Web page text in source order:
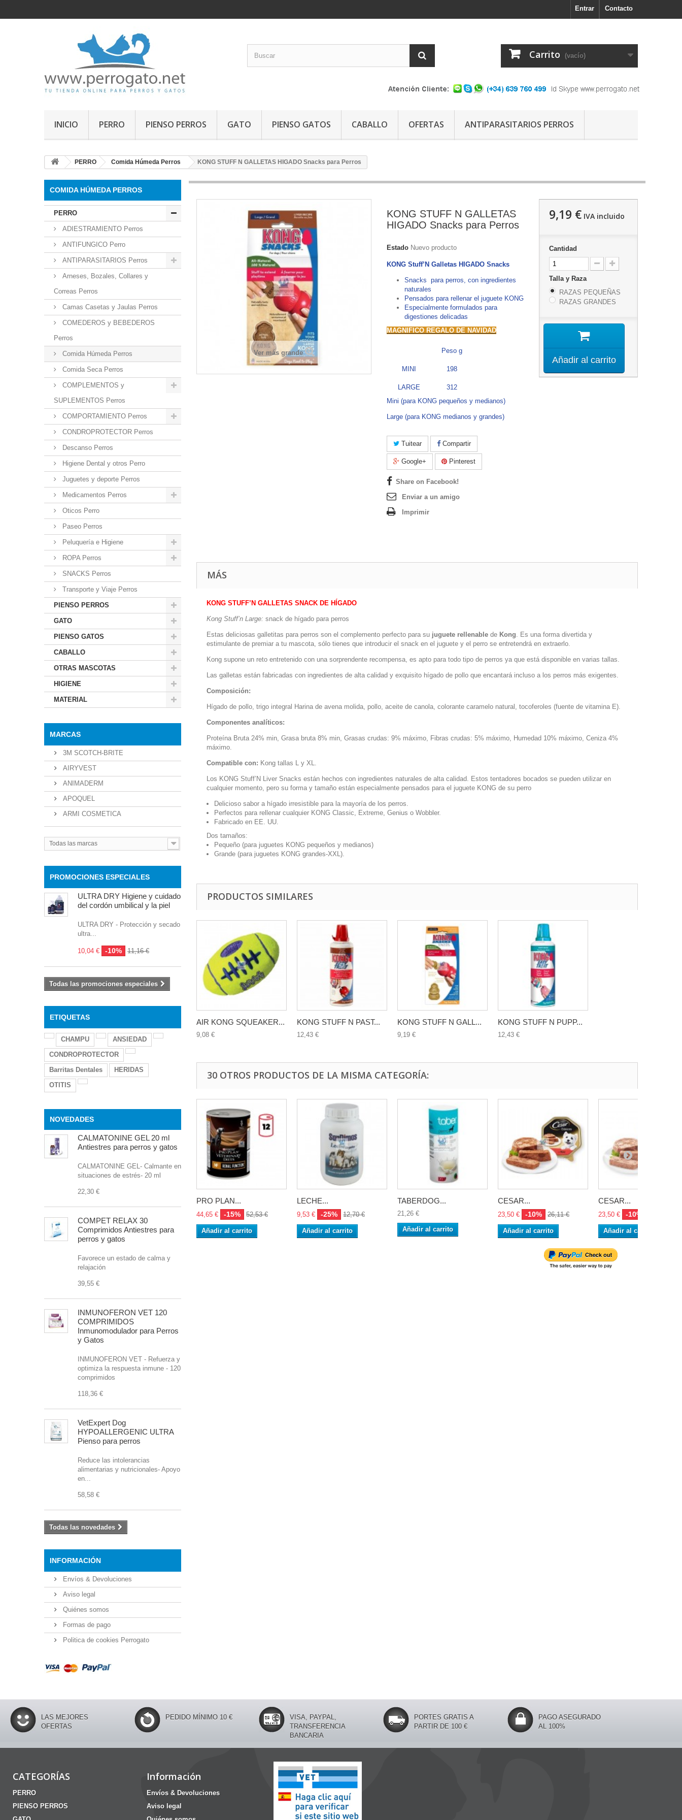
Contacto
Entrar
Carrito (vacío)
INICIO PERRO PIENSO PERROS GATO PIENSO GATOS CABALLO OFERTAS ANTIPARASITARIOS PERROS
PERRO Comida Húmeda Perros KONG STUFF N GALLETAS HIGADO Snacks para Perros
COMIDA HÚMEDA PERROS
PERRO
ADIESTRAMIENTO Perros
ANTIFUNGICO Perro
ANTIPARASITARIOS Perros
Arneses, Bozales, Collares y
Correas Perros
Camas Casetas y Jaulas Perros
COMEDEROS y BEBEDEROS
Perros
Comida Húmeda Perros
Comida Seca Perros
COMPLEMENTOS y
SUPLEMENTOS Perros
COMPORTAMIENTO Perros
CONDROPROTECTOR Perros
Descanso Perros
Higiene Dental y otros Perro
Juguetes y deporte Perros
Medicamentos Perros
Oticos Perro
Paseo Perros
Peluquería e Higiene
ROPA Perros
SNACKS Perros
Transporte y Viaje Perros
PIENSO PERROS
GATO
PIENSO GATOS
CABALLO
OTRAS MASCOTAS
HIGIENE
MATERIAL
MARCAS
3M SCOTCH-BRITE
AIRYVEST
ANIMADERM
APOQUEL
ARMI COSMETICA
Todas las marcas
PROMOCIONES ESPECIALES
ULTRA DRY Higiene y cuidado
del cordón umbilical y la piel
ULTRA DRY - Protección y secado
ultra...
10,04 € -10% 11,16 €
Todas las promociones especiales
ETIQUETAS
CHAMPU
ANSIEDAD
CONDROPROTECTOR
Barritas Dentales
HERIDAS
OTITIS
NOVEDADES
CALMATONINE GEL 20 ml
Antiestres para perros y gatos
CALMATONINE GEL- Calmante en
situaciones de estrés- 20 ml
22,30 €
COMPET RELAX 30
Comprimidos Antiestres para
perros y gatos
Favorece un estado de calma y
relajación
39,55 €
INMUNOFERON VET 120
COMPRIMIDOS
Inmunomodulador para Perros
y Gatos
INMUNOFERON VET - Refuerza y
optimiza la respuesta inmune - 120
comprimidos
118,36 €
VetExpert Dog
HYPOALLERGENIC ULTRA
Pienso para perros
Reduce las intolerancias
alimentarias y nutricionales- Apoyo
en...
58,58 €
Todas las novedades
INFORMACIÓN
Envíos & Devoluciones
Aviso legal
Quiénes somos
Formas de pago
Politica de cookies Perrogato
Ver más grande
KONG STUFF N GALLETAS
HIGADO Snacks para Perros
Estado Nuevo producto
KONG Stuff’N Galletas HIGADO Snacks
Snacks para perros, con ingredientes
naturales
Pensados para rellenar el juguete KONG
Especialmente formulados para
digestiones delicadas
MAGNIFICO REGALO DE NAVIDAD
Peso g
MINI 198
LARGE
312
Mini (para KONG pequeños y medianos)
Large (para KONG medianos y grandes)
Tuitear Compartir
Google+ Pinterest
Share on Facebook!
Enviar a un amigo
Imprimir
9,19 €IVA incluido
Cantidad
Talla y Raza
RAZAS PEQUEÑAS
RAZAS GRANDES
Añadir al carrito
MÁS
KONG STUFF’N GALLETAS SNACK DE HÍGADO
Kong Stuff’n Large: snack de hígado para perros
Estas deliciosas galletitas para perros son el complemento perfecto para su juguete rellenable de Kong. Es una forma divertida y
estimulante de premiar a tu mascota, sólo tienes que introducir el snack en el juguete y el perro se entretendrá en extraerlo.
Kong supone un reto entretenido con una sorprendente recompensa, es apto para todo tipo de perros ya que está disponible en varias tallas.
Las galletas están fabricadas con ingredientes de alta calidad y exquisito hígado de pollo que encantará incluso a los perros más exigentes.
Composición:
Hígado de pollo, trigo integral Harina de avena molida, pollo, aceite de canola, colorante caramelo natural, tocoferoles (fuente de vitamina E).
Componentes analíticos:
Proteína Bruta 24% min, Grasa bruta 8% min, Grasas crudas: 9% máximo, Fibras crudas: 5% máximo, Humedad 10% máximo, Ceniza 4%
máximo.
Compatible con: Kong tallas L y XL.
Los KONG Stuff’N Liver Snacks están hechos con ingredientes naturales de alta calidad. Estos tentadores bocados se pueden utilizar en
cualquier momento, pero su forma y tamaño están especialmente pensados para el juguete KONG de su perro
Delicioso sabor a hígado irresistible para la mayoría de los perros.
Perfectos para rellenar cualquier KONG Classic, Extreme, Genius o Wobbler.
Fabricado en EE. UU.
Dos tamaños:
Pequeño (para juguetes KONG pequeños y medianos)
Grande (para juguetes KONG grandes-XXL).
PRODUCTOS SIMILARES
AIR KONG SQUEAKER...
9,08 €
KONG STUFF N PAST...
12,43 €
KONG STUFF N GALL...
9,19 €
KONG STUFF N PUPP...
12,43 €
30 OTROS PRODUCTOS DE LA MISMA CATEGORÍA:
PRO PLAN...
44,65 € -15% 52,53 €
Añadir al carrito
LECHE...
9,53 € -25% 12,70 €
Añadir al carrito
TABERDOG...
21,26 €
Añadir al carrito
CESAR...
23,50 € -10% 26,11 €
Añadir al carrito
CESAR...
23,50 € -10%
Añadir al carrito
LAS MEJORES
OFERTAS
PEDIDO MÍNIMO 10 €
VISA, PAYPAL,
TRANSFERENCIA
BANCARIA
PORTES GRATIS A
PARTIR DE 100 €
PAGO ASEGURADO
AL 100%
CATEGORÍAS
PERRO
PIENSO PERROS
Información
Envíos & Devoluciones
Aviso legal